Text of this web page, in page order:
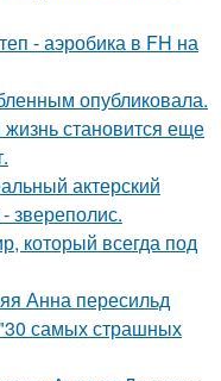
- аэробика в FH на
опубликовала.
становится еще
актерский
звереполис.
который всегда под
Анна пересильд
самых страшных